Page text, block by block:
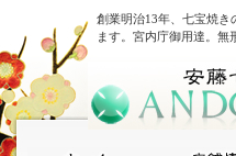
創業明治13年、七宝焼き
ます。宮内庁御用達。無